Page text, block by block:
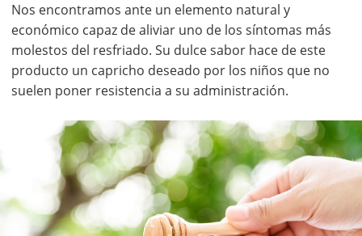
Nos encontramos ante un elemento natural y
económico capaz de aliviar uno de los síntomas más
molestos del resfriado. Su dulce sabor hace de este
producto un capricho deseado por los niños que no
suelen poner resistencia a su administración.